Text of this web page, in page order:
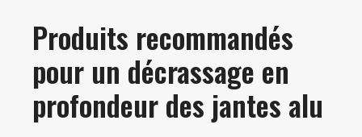
Produits recommandés
pour un décrassage en
profondeur des jantes alu